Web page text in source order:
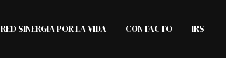
RED SINERGIA POR LA VIDA CONTACTO IRS